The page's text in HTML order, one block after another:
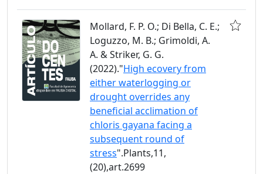
Mollard, F. P. O.; Di Bella, C. E.;
Loguzzo, M. B.; Grimoldi, A.
A. & Striker, G. G.
(2022)."High ecovery from
either waterlogging or
drought overrides any
beneficial acclimation of
chloris gayana facing a
subsequent round of
stress".Plants,11,
(20),art.2699